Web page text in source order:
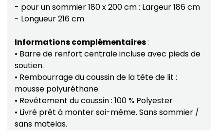
- pour un sommier 180 x 200 cm : Largeur 186 cm
- Longueur 216 cm
Informations complémentaires:
• Barre de renfort centrale incluse avec pieds de
soutien.
• Rembourrage du coussin de la tête de lit :
mousse polyuréthane
• Revêtement du coussin : 100 % Polyester
• Livré prêt à monter soi-même. Sans sommier /
sans matelas.